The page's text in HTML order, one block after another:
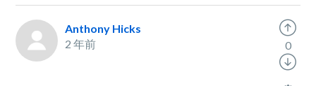
Anthony Hicks
2 年前
0